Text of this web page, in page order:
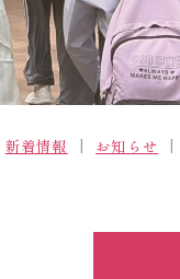
新着情報 お知らせ